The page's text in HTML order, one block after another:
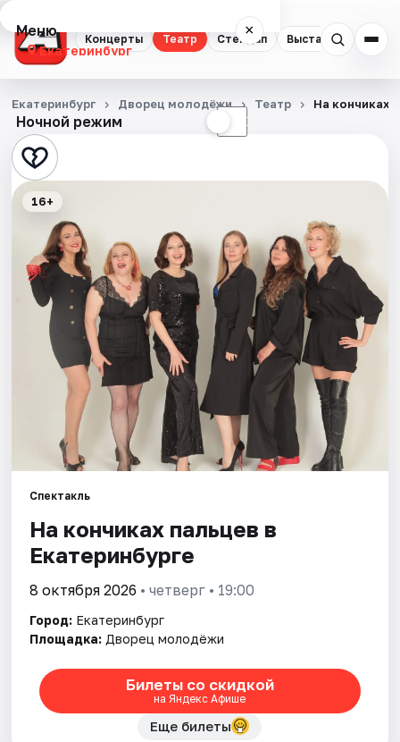
Концерты Театр Стендап Выставки
Меню ×
Екатеринбург
Концерты
Театр
Стендап
Выставки
Квесты
Экскурсии
Спорт
События
Города
Площадки
Артисты
Ночной режим ☾
Екатеринбург Дворец молодёжи Театр На кончиках
16+
Спектакль
На кончиках пальцев в
Екатеринбурге
8 октября 2026 • четверг • 19:00
Город: Екатеринбург
Площадка: Дворец молодёжи
Билеты со скидкой
на Яндекс Афише
Еще билеты